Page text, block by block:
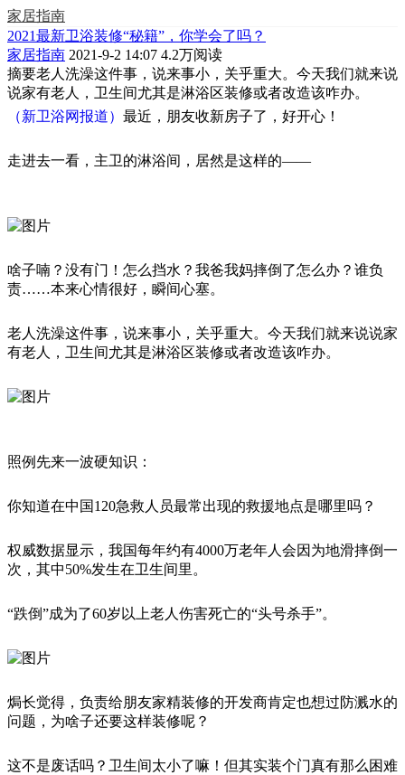
家居指南
2021最新卫浴装修“秘籍”，你学会了吗？
家居指南 2021-9-2 14:07 4.2万阅读
摘要老人洗澡这件事，说来事小，关乎重大。今天我们就来说
说家有老人，卫生间尤其是淋浴区装修或者改造该咋办。
（新卫浴网报道） 最近，朋友收新房子了，好开心！
走进去一看，主卫的淋浴间，居然是这样的——
啥子喃？没有门！怎么挡水？我爸我妈摔倒了怎么办？谁负
责……本来心情很好，瞬间心塞。
老人洗澡这件事，说来事小，关乎重大。今天我们就来说说家
有老人，卫生间尤其是淋浴区装修或者改造该咋办。
照例先来一波硬知识：
你知道在中国120急救人员最常出现的救援地点是哪里吗？
权威数据显示，我国每年约有4000万老年人会因为地滑摔倒一
次，其中50%发生在卫生间里。
“跌倒”成为了60岁以上老人伤害死亡的“头号杀手”。
焗长觉得，负责给朋友家精装修的开发商肯定也想过防溅水的
问题，为啥子还要这样装修呢？
这不是废话吗？卫生间太小了嘛！但其实装个门真有那么困难